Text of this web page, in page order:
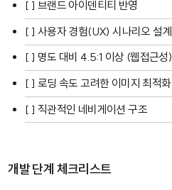
[ ] 브랜드 아이덴티티 반영
[ ] 사용자 경험(UX) 시나리오 설계
[ ] 명도 대비 4.5:1 이상 (웹접근성)
[ ] 로딩 속도 고려한 이미지 최적화
[ ] 직관적인 네비게이션 구조
개발 단계 체크리스트